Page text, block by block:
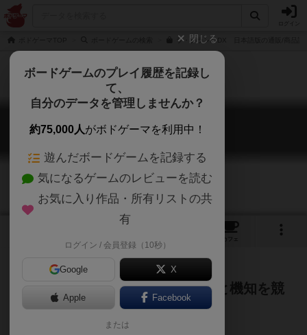
ラ・グランハDX 日本語版の通販/商品詳
ラ・グランハDX
La Granja: Deluxe Master Set
カフェ
豊かなマヨルカ島の農場で、戦略と機知を競
う名作ボードゲームの決定版！
閉じる
ボードゲームのプレイ履歴を記録し
て、
自分のデータを管理しませんか？
約75,000人がボドゲーマを利用中！
遊んだボードゲームを記録する
気になるゲームのレビューを読む
お気に入り作品・所有リストの共
有
ログイン / 会員登録（10秒）
Google X
Apple Facebook
または